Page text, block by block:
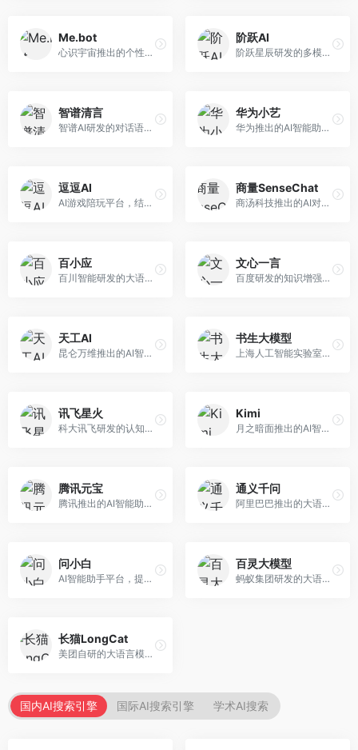
Me.bot
心识宇宙推出的个性化AI伴侣，专注于情感交互和个人助理服务。面向个人用户，支持日程管理、情感陪伴、知识问答等功能，交互体验人性化。
阶跃AI
阶跃星辰研发的多模态大模型平台，支持文本、图像、视频的综合理解与生成。面向创作者和企业客户，提供内容创作、智能分析等服务，多模态能力突出。
智谱清言
智谱AI研发的对话语言模型，支持中英双语交互。面向中文用户和开发者，提供知识问答、代码编写、文档解读等服务，开源生态完善，学术研究背景深厚。
华为小艺
华为推出的AI智能助手网页端，深度整合鸿蒙生态和华为云服务。面向华为设备用户，支持语音交互、智能问答、设备控制等功能，与华为硬件生态无缝衔接。
逗逗AI
AI游戏陪玩平台，结合游戏理解和自然语言交互技术。面向游戏玩家，提供游戏攻略、陪玩互动、社交聊天等服务，游戏知识丰富，互动体验有趣。
商量SenseChat
商汤科技推出的AI对话平台，结合计算机视觉和自然语言处理技术。面向企业用户和开发者，支持多模态交互，视觉理解能力强，适合智能客服和内容创作场景。
百小应
百川智能研发的大语言模型助手，专注于中文理解和生成。面向中文用户，提供知识问答、文本创作、代码辅助等服务，模型参数规模大，中文表达流畅自然。
文心一言
百度研发的知识增强大语言模型，深度融合百度知识图谱和搜索能力。面向中文用户，提供知识问答、文本创作、逻辑推理等服务，中文语境理解准确，知识覆盖面广。
天工AI
昆仑万维推出的AI智能助手，集成搜索、对话、创作等多种能力。面向普通用户和内容创作者，支持联网搜索、文本生成、图像理解等功能，响应速度快，免费使用。
书生大模型
上海人工智能实验室研发的开源大模型系列，支持多尺度和多模态。面向研究机构和开发者，开源生态完善，学术研究背景深厚，适合科研和定制开发。
讯飞星火
科大讯飞研发的认知智能大模型，深度融合语音识别和自然语言处理技术。面向企业用户和教育领域，提供语音交互、文档处理、代码生成等服务，中文语音识别准确率高。
Kimi
月之暗面推出的AI智能助手，核心优势在于超长文本处理能力，支持20万字以上文档分析。面向学术研究者、职场人士和内容创作者，提供文档解读、PPT生成、联网搜索等综合服务。
腾讯元宝
腾讯推出的AI智能助手，整合微信生态和腾讯云服务。面向普通用户和企业客户，支持文档解析、图像理解、联网搜索等功能，与腾讯产品无缝衔接，办公协作便捷。
通义千问
阿里巴巴推出的大语言模型平台，提供对话问答、文档处理、图像理解、代码编写等全方位AI服务。面向企业用户和个人开发者，集成阿里云生态，支持多模态交互，企业级安全保障。
问小白
AI智能助手平台，提供知识问答、文本创作、文档处理等服务。面向普通用户和职场人士，操作简便，响应速度快，支持多场景应用。
百灵大模型
蚂蚁集团研发的大语言模型平台，专注于金融科技和企业服务。面向金融机构和企业客户，提供智能客服、风险分析、文档处理等服务，金融场景理解深入。
长猫LongCat
美团自研的大语言模型对话平台，专注于本地生活服务场景。面向美团生态用户，提供智能推荐、服务问答等功能，本地生活知识覆盖全面。
国内AI搜索引擎 国际AI搜索引擎 学术AI搜索